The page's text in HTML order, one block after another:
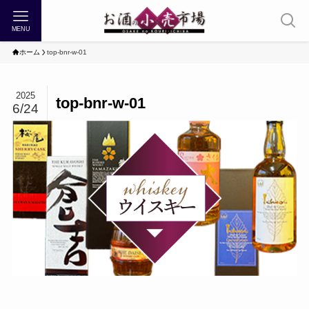
MENU
ホーム top-bnr-w-01
top-bnr-w-01
2025
6/24